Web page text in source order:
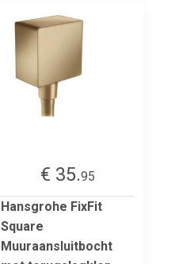
€ 35.95
Hansgrohe FixFit
Square
Muuraansluitbocht